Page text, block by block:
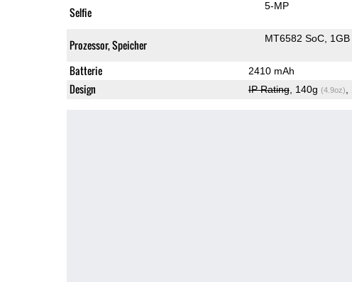
Selfie 5-MP
Prozessor, Speicher MT6582 SoC 1GB
Batterie 2410 mAh
Design IP Rating, 140g (4.9oz)